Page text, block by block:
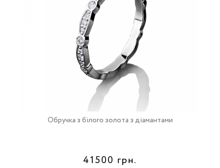
Обручка з білого золота з діамантами
41500 грн.